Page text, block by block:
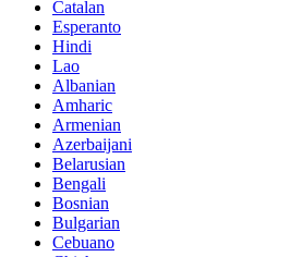
Catalan
Esperanto
Hindi
Lao
Albanian
Amharic
Armenian
Azerbaijani
Belarusian
Bengali
Bosnian
Bulgarian
Cebuano